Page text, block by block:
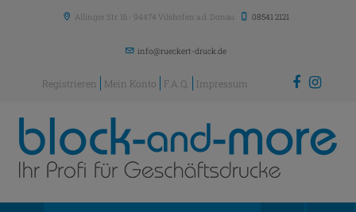
Allinger Str. 16 94474 Vilshofen a.d. Donau 08541 2121
info@rueckert-druck.de
Registrieren Mein Konto F.A.Q. Impressum